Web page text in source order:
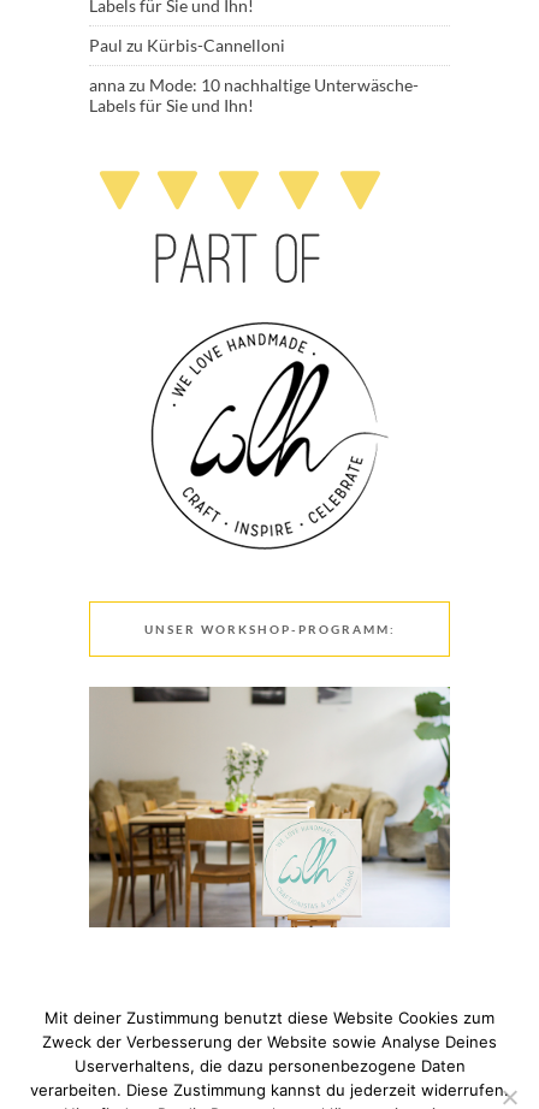
Labels für Sie und Ihn!
Paul zu Kürbis-Cannelloni
annazu Mode: 10 nachhaltige Unterwäsche-
Labels für Sie und Ihn!
UNSER WORKSHOP-PROGRAMM:
© 2021 Pixi mit Milch. All Rights Reserved. Du hast Fragen
Mit deiner Zustimmung benutzt diese Website Cookies zum
Zweck der Verbesserung der Website sowie Analyse Deines
Userverhaltens, die dazu personenbezogene Daten
verarbeiten. Diese Zustimmung kannst du jederzeit widerrufen.